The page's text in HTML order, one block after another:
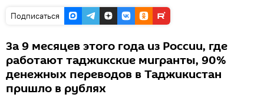
Подписаться
За 9 месяцев этого года из России, где
работают таджикские мигранты, 90%
денежных переводов в Таджикистан
пришло в рублях